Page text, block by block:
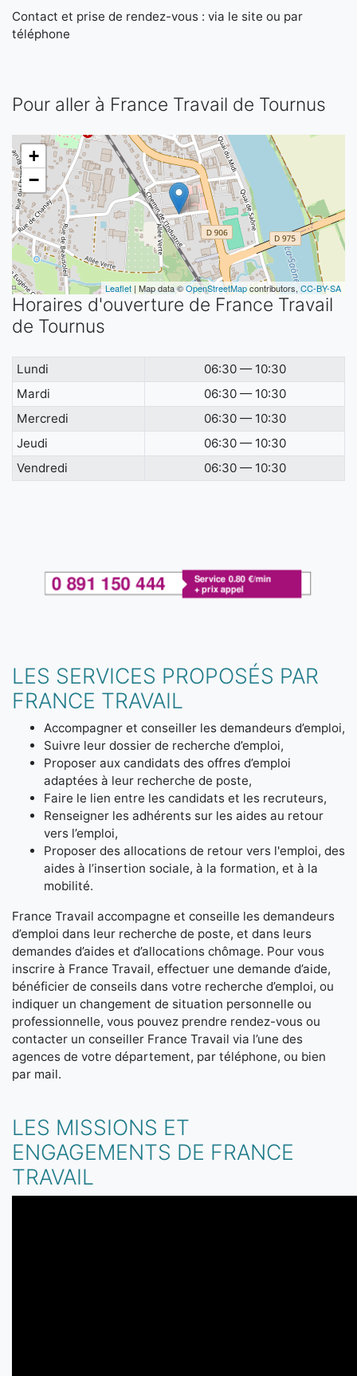
Contact et prise de rendez-vous : via le site ou par
téléphone
Pour aller à France Travail de Tournus
+
−
Leaflet | Map data ©OpenStreetMapcontributors, CC-BY-SA
Horaires d'ouverture de France Travail
de Tournus
Lundi
06:30 — 10:30
Mardi
06:30 — 10:30
Mercredi
06:30 — 10:30
Jeudi
06:30 — 10:30
Vendredi
06:30 — 10:30
LES SERVICES PROPOSÉS PAR
FRANCE TRAVAIL
Accompagner et conseiller les demandeurs d’emploi,
Suivre leur dossier de recherche d’emploi,
Proposer aux candidats des offres d’emploi
adaptées à leur recherche de poste,
Faire le lien entre les candidats et les recruteurs,
Renseigner les adhérents sur les aides au retour
vers l’emploi,
Proposer des allocations de retour vers l'emploi, des
aides à l’insertion sociale, à la formation, et à la
mobilité.
France Travail accompagne et conseille les demandeurs
d’emploi dans leur recherche de poste, et dans leurs
demandes d’aides et d’allocations chômage. Pour vous
inscrire à France Travail, effectuer une demande d’aide,
bénéficier de conseils dans votre recherche d’emploi, ou
indiquer un changement de situation personnelle ou
professionnelle, vous pouvez prendre rendez-vous ou
contacter un conseiller France Travail via l’une des
agences de votre département, par téléphone, ou bien
par mail.
LES MISSIONS ET
ENGAGEMENTS DE FRANCE
TRAVAIL